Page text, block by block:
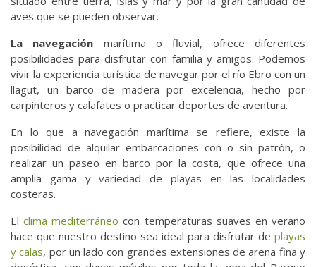
aves que se pueden observar.
La navegación marítima o fluvial, ofrece diferentes
posibilidades para disfrutar con familia y amigos. Podemos
vivir la experiencia turística de navegar por el río Ebro con un
llagut, un barco de madera por excelencia, hecho por
carpinteros y calafates o practicar deportes de aventura.
En lo que a navegación marítima se refiere, existe la
posibilidad de alquilar embarcaciones con o sin patrón, o
realizar un paseo en barco por la costa, que ofrece una
amplia gama y variedad de playas en las localidades
costeras.
Elclima mediterráneo con temperaturas suaves en verano
hace que nuestro destino sea ideal para disfrutar de playas
y calas, por un lado con grandes extensiones de arena fina y